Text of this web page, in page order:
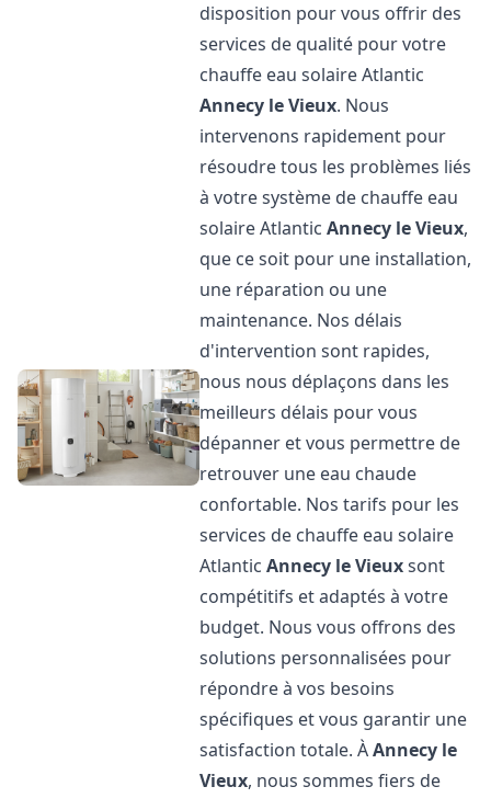
disposition pour vous offrir des
services de qualité pour votre
chauffe eau solaire Atlantic
Annecy le Vieux. Nous
intervenons rapidement pour
résoudre tous les problèmes liés
à votre système de chauffe eau
solaire AtlanticAnnecy le Vieux,
que ce soit pour une installation,
une réparation ou une
maintenance. Nos délais
d'intervention sont rapides,
nous nous déplaçons dans les
meilleurs délais pour vous
dépanner et vous permettre de
retrouver une eau chaude
confortable. Nos tarifs pour les
services de chauffe eau solaire
AtlanticAnnecy le Vieuxsont
compétitifs et adaptés à votre
budget. Nous vous offrons des
solutions personnalisées pour
répondre à vos besoins
spécifiques et vous garantir une
satisfaction totale. ÀAnnecy le
Vieux, nous sommes fiers de